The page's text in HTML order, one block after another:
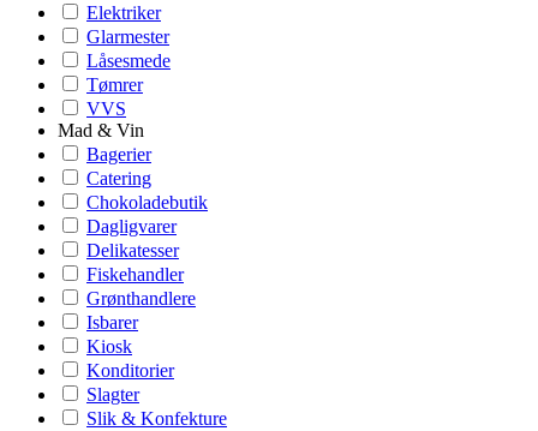
Elektriker
Glarmester
Låsesmede
Tømrer
VVS
Mad & Vin
Bagerier
Catering
Chokoladebutik
Dagligvarer
Delikatesser
Fiskehandler
Grønthandlere
Isbarer
Kiosk
Konditorier
Slagter
Slik & Konfekture